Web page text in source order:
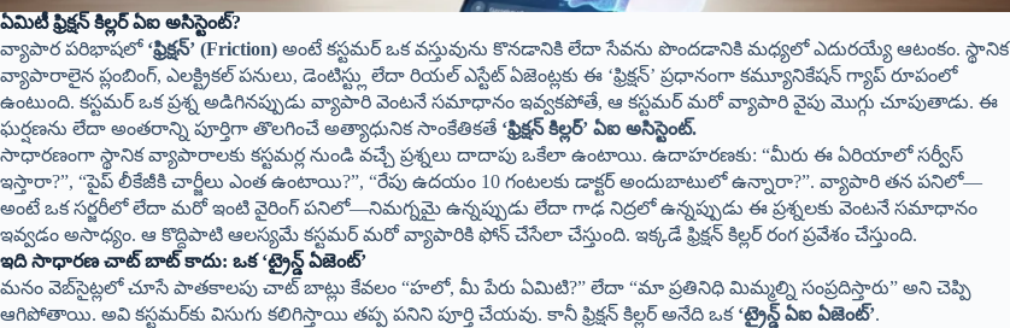
ఏమిటీ ఫ్రిక్షన్ కిల్లర్ ఏఐ అసిస్టెంట్?
వ్యాపార పరిభాషలో ‘ఫ్రిక్షన్’ (Friction) అంటే కస్టమర్ ఒక వస్తువును కొనడానికి లేదా సేవను పొందడానికి మధ్యలో ఎదురయ్యే ఆటంకం. స్థానిక
వ్యాపారాలైన ప్లంబింగ్, ఎలక్ట్రికల్ పనులు, డెంటిస్ట్లు లేదా రియల్ ఎస్టేట్ ఏజెంట్లకు ఈ ‘ఫ్రిక్షన్’ ప్రధానంగా కమ్యూనికేషన్ గ్యాప్ రూపంలో
ఉంటుంది. కస్టమర్ ఒక ప్రశ్న అడిగినప్పుడు వ్యాపారి వెంటనే సమాధానం ఇవ్వకపోతే, ఆ కస్టమర్ మరో వ్యాపారి వైపు మొగ్గు చూపుతాడు. ఈ
ఘర్షణను లేదా అంతరాన్ని పూర్తిగా తొలగించే అత్యాధునిక సాంకేతికతే ‘ఫ్రిక్షన్ కిల్లర్’ ఏఐ అసిస్టెంట్.
సాధారణంగా స్థానిక వ్యాపారాలకు కస్టమర్ల నుండి వచ్చే ప్రశ్నలు దాదాపు ఒకేలా ఉంటాయి. ఉదాహరణకు: “మీరు ఈ ఏరియాలో సర్వీస్
ఇస్తారా?”, “పైప్ లీకేజీకి చార్జీలు ఎంత ఉంటాయి?”, “రేపు ఉదయం 10 గంటలకు డాక్టర్ అందుబాటులో ఉన్నారా?”. వ్యాపారి తన పనిలో—
అంటే ఒక సర్జరీలో లేదా మరో ఇంటి వైరింగ్ పనిలో—నిమగ్నమై ఉన్నప్పుడు లేదా గాఢ నిద్రలో ఉన్నప్పుడు ఈ ప్రశ్నలకు వెంటనే సమాధానం
ఇవ్వడం అసాధ్యం. ఆ కొద్దిపాటి ఆలస్యమే కస్టమర్ మరో వ్యాపారికి ఫోన్ చేసేలా చేస్తుంది. ఇక్కడే ఫ్రిక్షన్ కిల్లర్ రంగ ప్రవేశం చేస్తుంది.
ఇది సాధారణ చాట్ బాట్ కాదు: ఒక ‘ట్రైన్డ్ ఏజెంట్’
మనం వెబ్‌సైట్లలో చూసే పాతకాలపు చాట్ బాట్లు కేవలం “హలో, మీ పేరు ఏమిటి?” లేదా “మా ప్రతినిధి మిమ్మల్ని సంప్రదిస్తారు” అని చెప్పి
ఆగిపోతాయి. అవి కస్టమర్‌కు విసుగు కలిగిస్తాయి తప్ప పనిని పూర్తి చేయవు. కానీ ఫ్రిక్షన్ కిల్లర్ అనేది ఒక ‘ట్రైన్డ్ ఏఐ ఏజెంట్’.